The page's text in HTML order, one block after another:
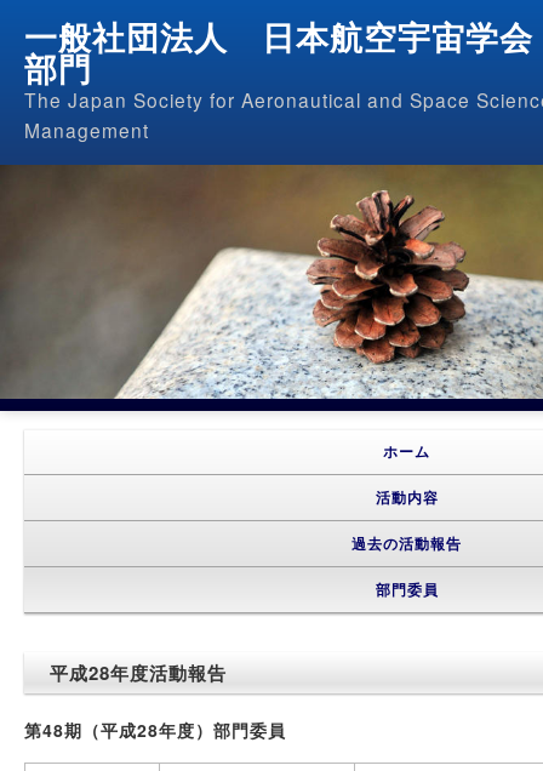
一般社団法人 日本航空宇宙学
部門
The Japan Society for Aeronautical and Space
Management
ホーム
活動内容
過去の活動報告
部門委員
平成28年度活動報告
第48期（平成28年度）部門委員